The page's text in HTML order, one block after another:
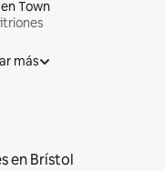
Town
más
en Brístol